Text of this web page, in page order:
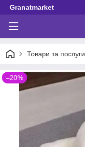
Granatmarket
Товари та послуги
–20%